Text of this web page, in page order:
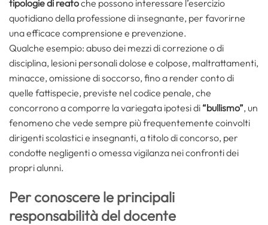
tipologie di reatoche possono interessare l’esercizio
quotidiano della professione di insegnante, per favorirne
una efficace com­prensione e prevenzione.
Qualche esempio: abuso dei mezzi di correzione o di
disciplina, lesioni personali dolose e colpose, maltrattamenti,
minacce, omissione di soccorso, fino a render conto di
quelle fattispecie, previste nel codice penale, che
concorrono a comporre la variegata ipotesi di “bullismo”, un
fenomeno che vede sempre più frequentemente coinvolti
dirigenti scolastici e insegnanti, a titolo di concorso, per
condotte negligenti o omessa vigilanza nei confronti dei
propri alunni.
Per conoscere le principali
responsabilità del docente